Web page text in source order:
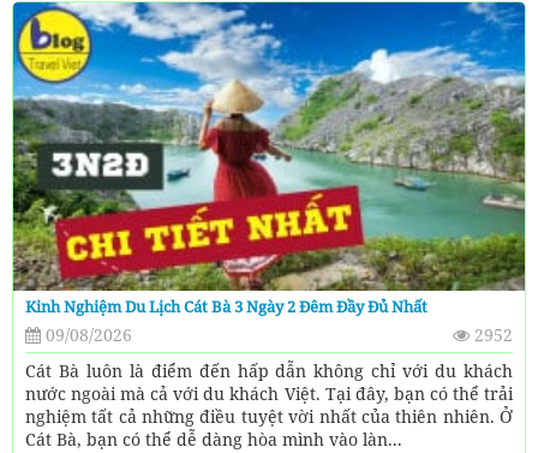
Kinh Nghiệm Du Lịch Cát Bà 3 Ngày 2 Đêm Đầy Đủ Nhất
09/08/2026
2952
Cát Bà luôn là điểm đến hấp dẫn không chỉ với du khách
nước ngoài mà cả với du khách Việt. Tại đây, bạn có thể trải
nghiệm tất cả những điều tuyệt vời nhất của thiên nhiên. Ở
Cát Bà, bạn có thể dễ dàng hòa mình vào làn...